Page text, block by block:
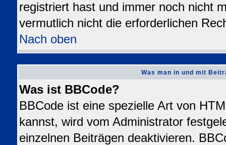
registriert hast und immer noch nicht
vermutlich nicht die erforderlichen
Nach oben
Was man in und mit
Was ist BBCode?
BBCode ist eine spezielle Art von
kannst, wird vom Administrator
einzelnen Beiträgen deaktivieren.